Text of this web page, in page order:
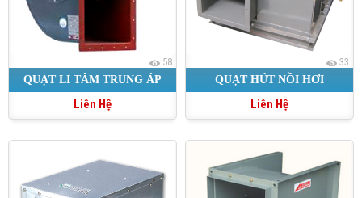
58
QUẠT LI TÂM TRUNG ÁP
NHỎ
Liên Hệ
33
QUẠT HÚT NỒI HƠI
Liên Hệ